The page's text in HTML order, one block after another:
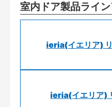
室内ドア製品ライ
ieria(イエリア)
ieria(イエリア)